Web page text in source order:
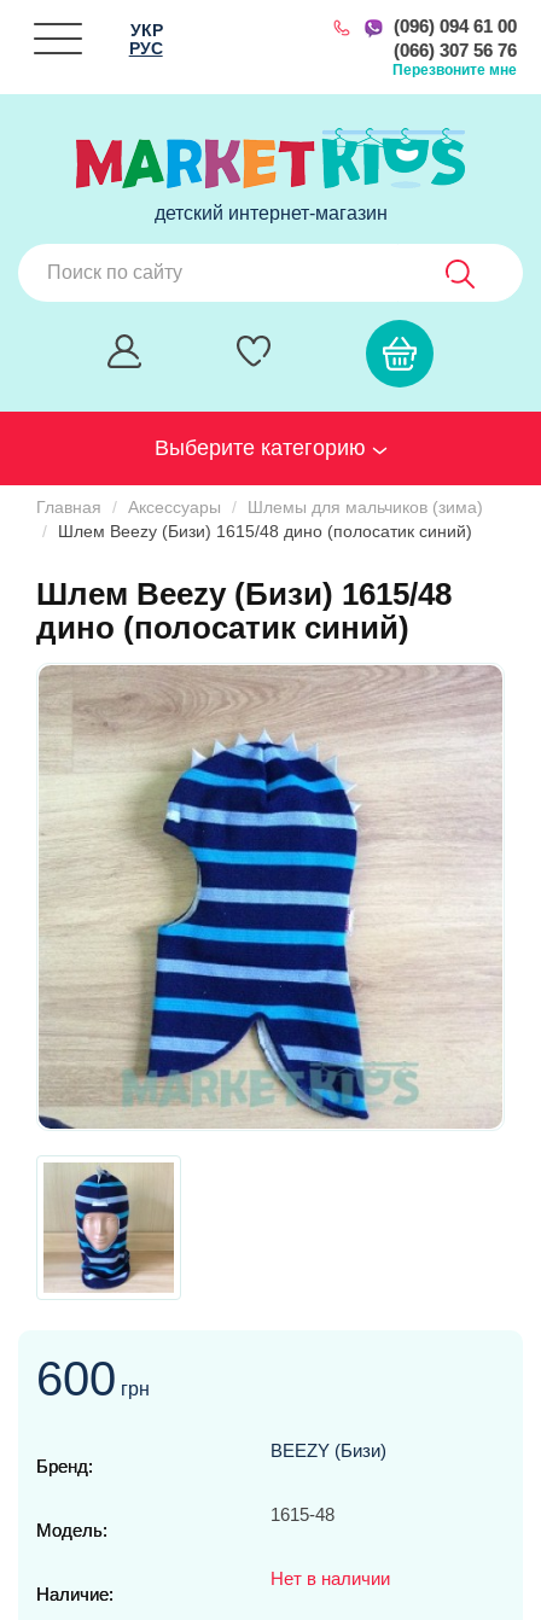
(096) 094 61 00
(066) 307 56 76
Перезвоните мне
УКР
РУС
детский интернет-магазин
Выберите категорию
Главная Аксессуары
Шлемы для мальчиков (зима)
Шлем Beezy (Бизи) 1615/48 дино (полосатик синий)
Шлем Beezy (Бизи) 1615/48
дино (полосатик синий)
600 грн
Бренд:
BEEZY (Бизи)
Модель:
1615-48
Наличие:
Нет в наличии